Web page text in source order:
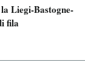
Liegi-Bastogne-
fila